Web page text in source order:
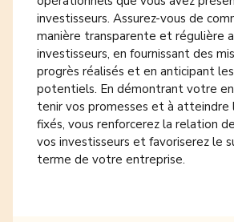
investisseurs. Assurez-vous de
manière transparente et régulière
investisseurs, en fournissant des
progrès réalisés et en anticipant
potentiels. En démontrant votre
tenir vos promesses et à atteindre
fixés, vous renforcerez la relation
vos investisseurs et favoriserez le
terme de votre entreprise.